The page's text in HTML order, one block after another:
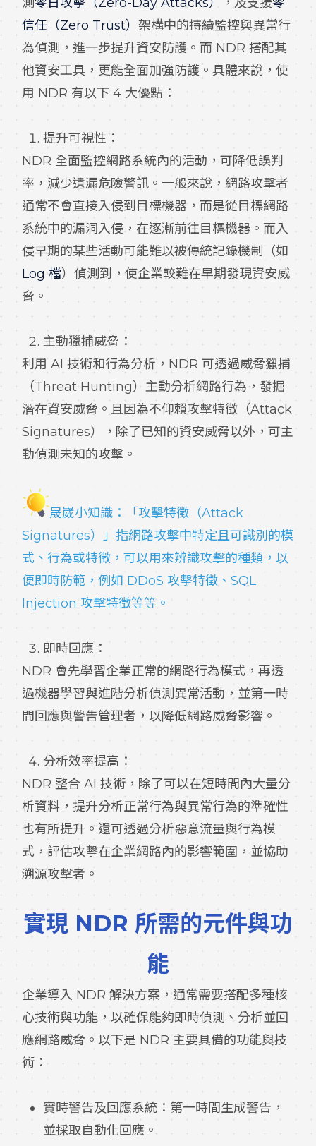
信任（Zero Trust）架構中的持續監控與異常行
為偵測，進一步提升資安防護。而 NDR 搭配其
他資安工具，更能全面加強防護。具體來說，使
用 NDR 有以下 4 大優點：
提升可視性：
NDR 全面監控網路系統內的活動，可降低誤判
率，減少遺漏危險警訊。一般來說，網路攻擊者
通常不會直接入侵到目標機器，而是從目標網路
系統中的漏洞入侵，在逐漸前往目標機器。而入
侵早期的某些活動可能難以被傳統記錄機制（如
Log 檔）偵測到，使企業較難在早期發現資安威
脅。
主動獵捕威脅：
利用 AI 技術和行為分析，NDR 可透過威脅獵捕
（Threat Hunting）主動分析網路行為，發掘
潛在資安威脅。且因為不仰賴攻擊特徵（Attack
Signatures），除了已知的資安威脅以外，可主
動偵測未知的攻擊。
晟崴小知識：「攻擊特徵（Attack
Signatures）」指網路攻擊中特定且可識別的模
式、行為或特徵，可以用來辨識攻擊的種類，以
便即時防範，例如 DDoS 攻擊特徵、SQL
Injection 攻擊特徵等等。
即時回應：
NDR 會先學習企業正常的網路行為模式，再透
過機器學習與進階分析偵測異常活動，並第一時
間回應與警告管理者，以降低網路威脅影響。
分析效率提高：
NDR 整合 AI 技術，除了可以在短時間內大量分
析資料，提升分析正常行為與異常行為的準確性
也有所提升。還可透過分析惡意流量與行為模
式，評估攻擊在企業網路內的影響範圍，並協助
溯源攻擊者。
實現 NDR 所需的元件與功
能
企業導入 NDR 解決方案，通常需要搭配多種核
心技術與功能，以確保能夠即時偵測、分析並回
應網路威脅。以下是 NDR 主要具備的功能與技
術：
實時警告及回應系統：第一時間生成警告，
並採取自動化回應。